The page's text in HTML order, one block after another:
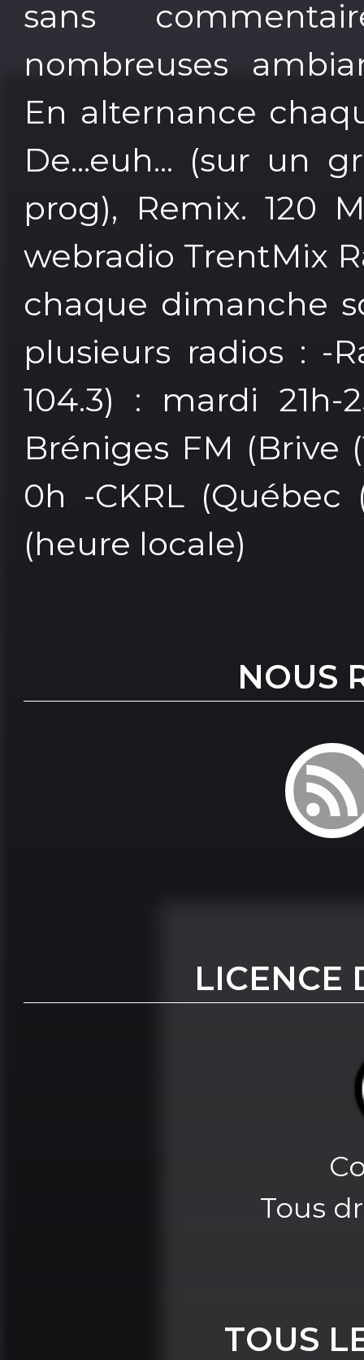
sans
nombreuses
En alternance
De...euh... (sur un
prog), Remix. 120
webradio TrentMix
chaque dimanche
plusieurs radios : -
104.3) : mardi
Bréniges FM (Brive
0h -CKRL (Québec
(heure locale)
NOUS
LICENCE
Tous
TOUS